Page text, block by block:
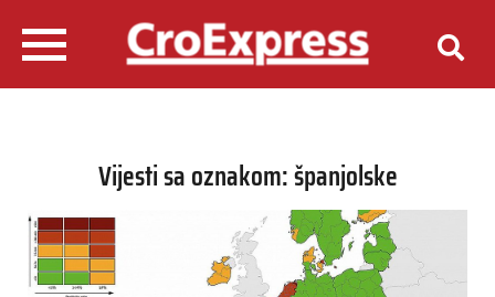
Vijesti sa oznakom: španjolske